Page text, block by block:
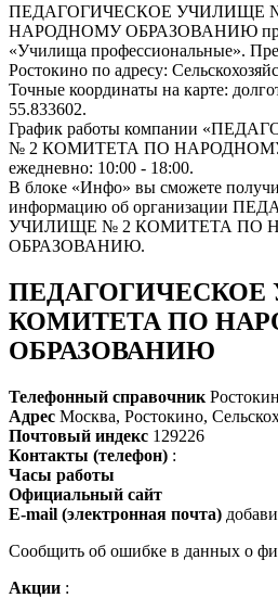
ПЕДАГОГИЧЕСКОЕ УЧИЛИЩЕ
НАРОДНОМУ ОБРАЗОВАНИЮ
«Училища профессиональные».
Ростокино по адресу:
Точные координаты на карте:
55.833602.
График работы компании
№ 2 КОМИТЕТА ПО
ежедневно: 10:00 - 18:00.
В блоке «Инфо» вы сможете
информацию об организации
УЧИЛИЩЕ № 2 КОМИТЕТА ПО
ОБРАЗОВАНИЮ.
КОМИТЕТА ПО
ОБРАЗОВАНИЮ
Телефонный справочник
Адрес Москва, Ростокино,
Почтовый индекс 129226
Контакты (телефон) :
Часы работы
Официальный сайт
E-mail (электронная почта)
Сообщить об ошибке в данных о
Акции :